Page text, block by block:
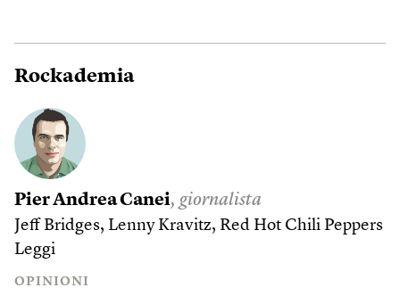
Rockademia
Pier Andrea Canei, giornalista
Jeff Bridges, Lenny Kravitz, Red Hot Chili Peppers
Leggi
OPINIONI